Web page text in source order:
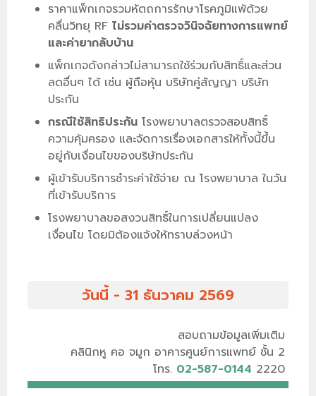
ราคาแพ็กเกจรวมหัตถการรักษาโรคภูมิแพ้ด้วย
คลื่นวิทยุ RFไม่รวมค่าตรวจวินิจฉัยทางการแพทย์
และค่ายากลับบ้าน
แพ็กเกจดังกล่าวไม่สามารถใช้ร่วมกับสิทธิ์และส่วน
ลดอื่นๆ ได้ เช่น ผู้ถือหุ้น บริษัทคู่สัญญา บริษัท
ประกัน
กรณีใช้สิทธิประกัน โรงพยาบาลตรวจสอบสิทธิ์
ความคุ้มครอง และจัดการเรื่องเอกสารให้ทั้งนี้ขึ้น
อยู่กับเงื่อนไขของบริษัทประกัน
ผู้เข้ารับบริการชำระค่าใช้จ่าย ณ โรงพยาบาล ในวัน
ที่เข้ารับบริการ
โรงพยาบาลขอสงวนสิทธิ์ในการเปลี่ยนแปลง
เงื่อนไข โดยมิต้องแจ้งให้ทราบล่วงหน้า
วันนี้ - 31 ธันวาคม 2569
สอบถามข้อมูลเพิ่มเติม
คลินิกหู คอ จมูก อาคารศูนย์การแพทย์ ชั้น 2
โทร. 02-587-0144 2220